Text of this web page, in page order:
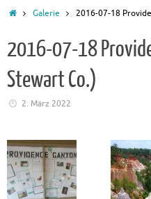
StartGalerie 2016-07-18
2016-07-18
Stewart Co.)
2. März 2022